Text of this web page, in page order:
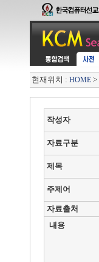
현재위치 : HOME >
작성자
자료구분
제목
주제어
자료출처
내용